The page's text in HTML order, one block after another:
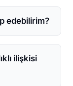
edebilirim?
ilişkisi